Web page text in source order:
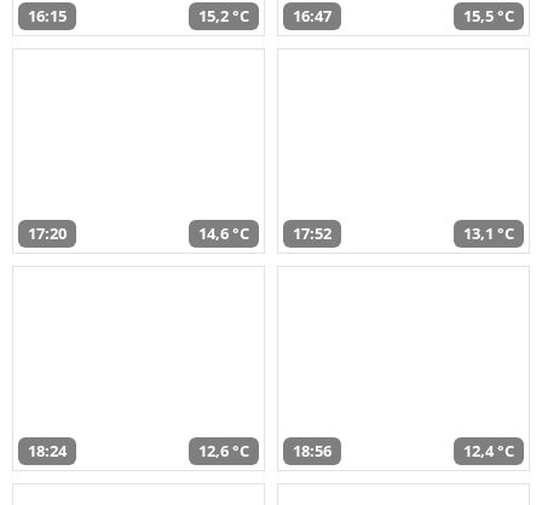
16:15 15,2 °C 16:47 15,5 °C
17:20 14,6 °C 17:52 13,1 °C
18:24 12,6 °C 18:56 12,4 °C